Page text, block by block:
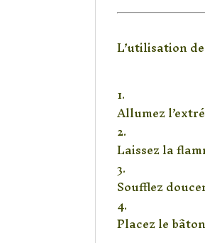
L’utilisation
Allumez
Laissez la
Soufflez
Placez le